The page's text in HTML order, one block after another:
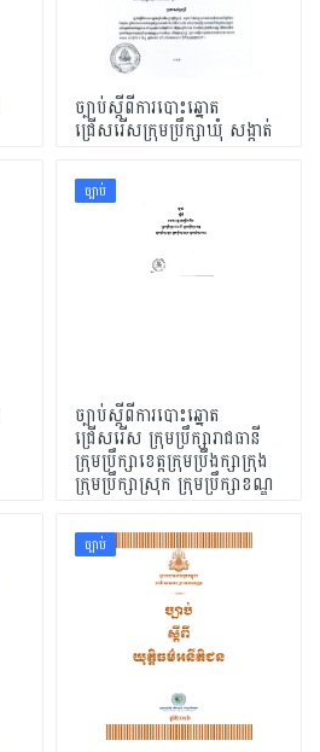
ច្បាប់ស្ដីពីការបោះឆ្នោត
ជ្រើសរើសក្រុមប្រឹក្សាឃុំ សង្កាត់
ច្បាប់
ច្បាប់ស្ដីពីការបោះឆ្នោត
ជ្រើសរើស ក្រុមប្រឹក្សារាជធានី
ក្រុមប្រឹក្សាខេត្ដក្រុមប្រឹងក្សាក្រុង
ក្រុមប្រឹក្សាស្រុក ក្រុមប្រឹក្សាខណ្ឌ
ច្បាប់